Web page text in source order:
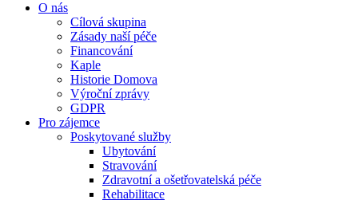
O nás
Cílová skupina
Zásady naší péče
Financování
Kaple
Historie Domova
Výroční zprávy
GDPR
Pro zájemce
Poskytované služby
Ubytování
Stravování
Zdravotní a ošetřovatelská péče
Rehabilitace